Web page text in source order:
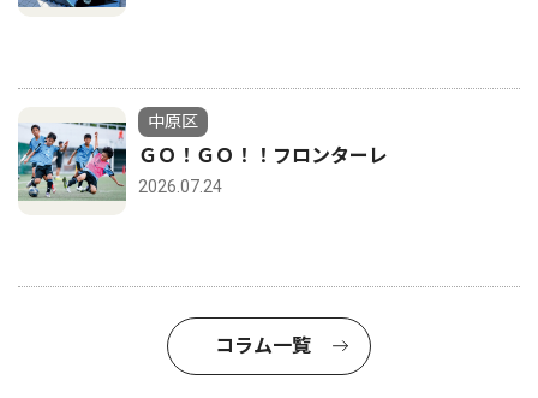
中原区
ＧＯ！ＧＯ！！フロンターレ
2026.07.24
コラム一覧